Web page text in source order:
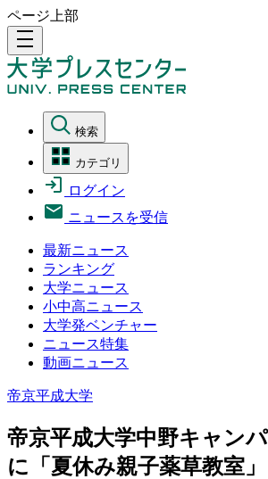
ページ上部
density_medium
検索
カテゴリ
ログイン
ニュースを受信
最新ニュース
ランキング
大学ニュース
小中高ニュース
大学発ベンチャー
ニュース特集
動画ニュース
帝京平成大学
帝京平成大学中野キャン
に「夏休み親子薬草教室